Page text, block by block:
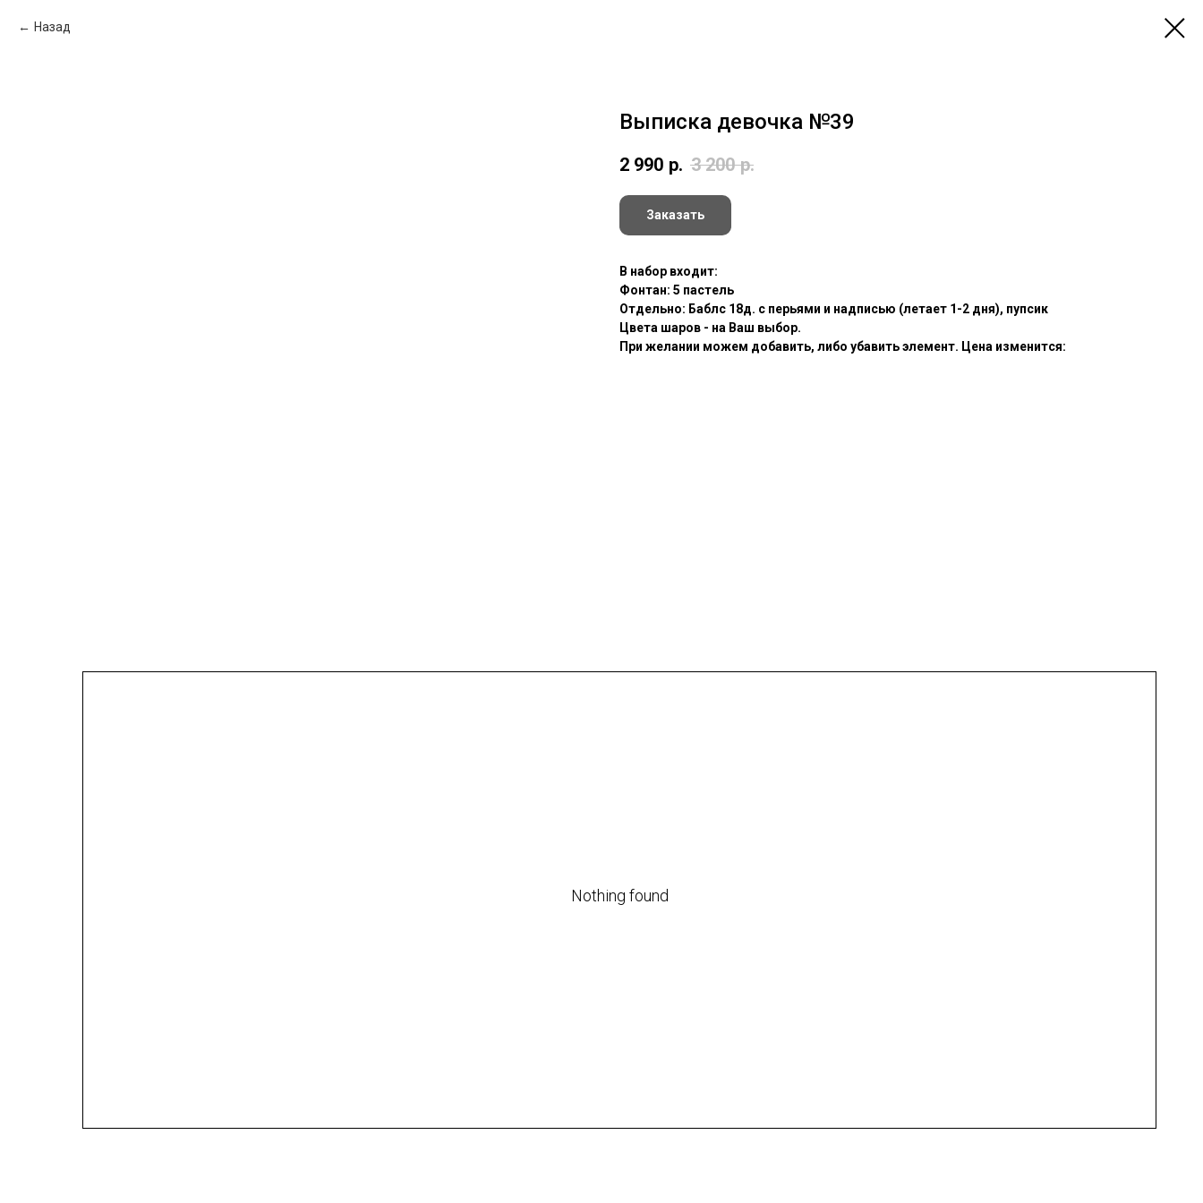
Назад
Выписка девочка №39
2 990 р. 3 200 р.
Заказать
В набор входит:
Фонтан: 5 пастель
Отдельно: Баблс 18д. с перьями и надписью (летает 1-2 дня), пупсик
Цвета шаров - на Ваш выбор.
При желании можем добавить, либо убавить элемент. Цена изменится:
Nothing found